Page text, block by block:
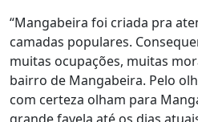
“Mangabeira foi criada pra
camadas populares.
muitas ocupações, muitas
bairro de Mangabeira. Pelo
com certeza olham para
grande favela até os dias